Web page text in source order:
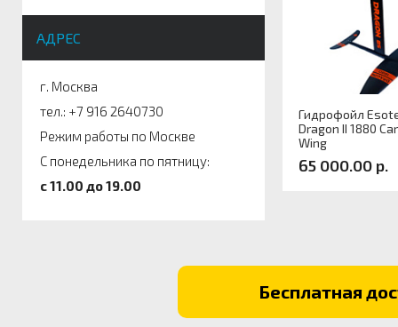
АДРЕС
г. Москва
тел.: +7 916 2640730
Режим работы по Москве
С понедельника по пятницу:
c 11.00 до 19.00
Гидрофойл
Dragon II 1880
Wing
65 000.00 р.
Бесплатная